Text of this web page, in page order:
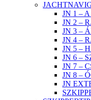
JN 1 –
JN 2 –
JN 3 –
JN 4 –
JN 5 –
JN 6 –
JN 7 –
JN 8 –
JN